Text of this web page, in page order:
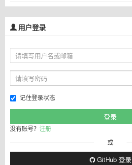
用户登录
记住登录状态
没有账号？ 注册
或
GitHub 登录